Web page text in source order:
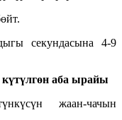
секундасына 4-9
аба ырайы
жаан-чачын